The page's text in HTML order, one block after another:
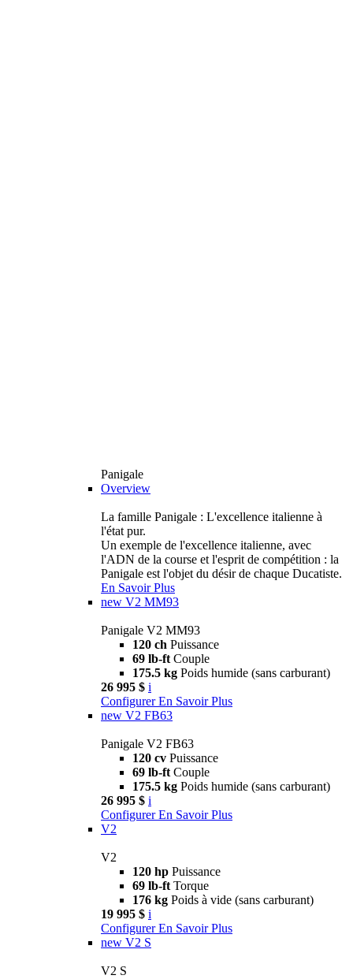
Panigale
Overview
La famille Panigale : L'excellence italienne à
l'état pur.
Un exemple de l'excellence italienne, avec
l'ADN de la course et l'esprit de compétition : la
Panigale est l'objet du désir de chaque Ducatiste.
En Savoir Plus
new V2 MM93
Panigale V2 MM93
120 ch Puissance
69 lb-ft Couple
175.5 kg Poids humide (sans carburant)
26 995 $ i
Configurer En Savoir Plus
new V2 FB63
Panigale V2 FB63
120 cv Puissance
69 lb-ft Couple
175.5 kg Poids humide (sans carburant)
26 995 $ i
Configurer En Savoir Plus
V2
V2
120 hp Puissance
69 lb-ft Torque
176 kg Poids à vide (sans carburant)
19 995 $ i
Configurer En Savoir Plus
new V2 S
V2 S